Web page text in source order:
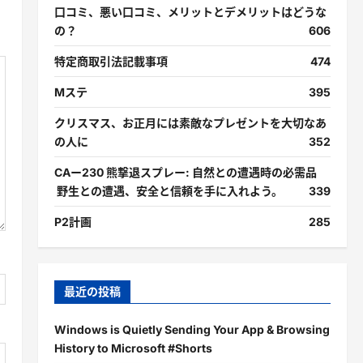
口コミ、悪い口コミ、メリットとデメリットはどうな
の？
606
特定商取引法記載事項 474
Mステ 395
クリスマス、お正月には素敵なプレゼントを大切なあ
の人に
352
CAー230 熊撃退スプレー: 自然との遭遇時の必需品
野生との遭遇、安全と信頼を手に入れよう。
339
P2計画 285
最近の投稿
Windows is Quietly Sending Your App & Browsing
History to Microsoft #Shorts